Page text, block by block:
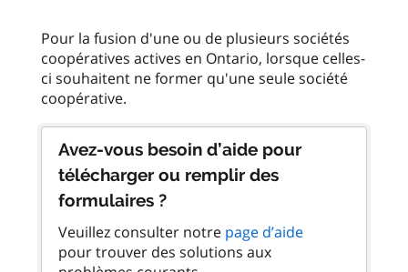
Pour la fusion d'une ou de plusieurs sociétés
coopératives actives en Ontario, lorsque celles-
ci souhaitent ne former qu'une seule société
Avez-vous besoin d’aide pour
télécharger ou remplir des
formulaires ?
Veuillez consulter notre page d’aide
pour trouver des solutions aux